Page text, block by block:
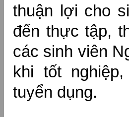
thuận lợi cho
đến thực tập,
các sinh viên
khi tốt
tuyển dụng.